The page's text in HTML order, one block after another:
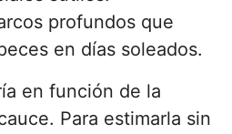
profundos que
en días soleados.
en función de la
Para estimarla sin